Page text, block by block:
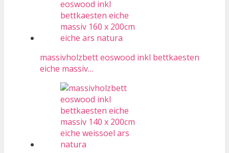
massivholzbett eoswood inkl bettkaesten
eiche massiv…